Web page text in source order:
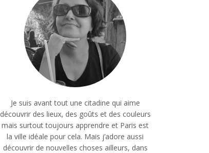
Je suis avant tout une citadine qui aime
découvrir des lieux, des goûts et des couleurs
mais surtout toujours apprendre et Paris est
la ville idéale pour cela. Mais j’adore aussi
découvrir de nouvelles choses ailleurs, dans